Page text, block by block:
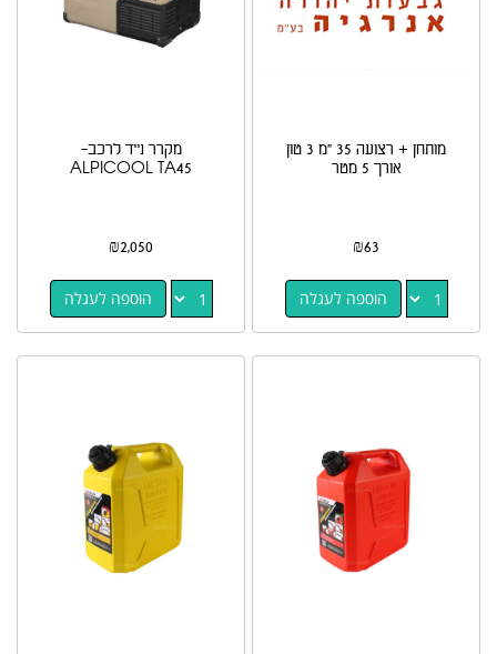
מותחן + רצועה 35 "מ 3 טון
אורך 5 מטר
₪63
הוספה לעגלה
מקרר נייד לרכב-
ALPICOOL TA45
₪2,050
הוספה לעגלה